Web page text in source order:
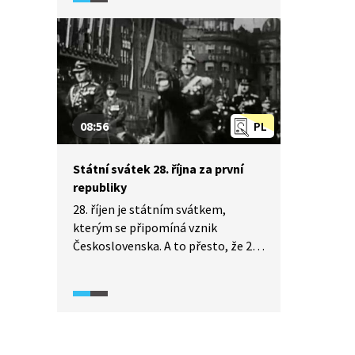
vyjdou do ulic, a nebylo tedy jasné,
jak se zachová vojenské velitelství
v Praze.
PL
08:56
Státní svátek 28. října za první
republiky
28. říjen je státním svátkem,
kterým se připomíná vznik
Československa. A to přesto, že 28.
československá samostatnost.